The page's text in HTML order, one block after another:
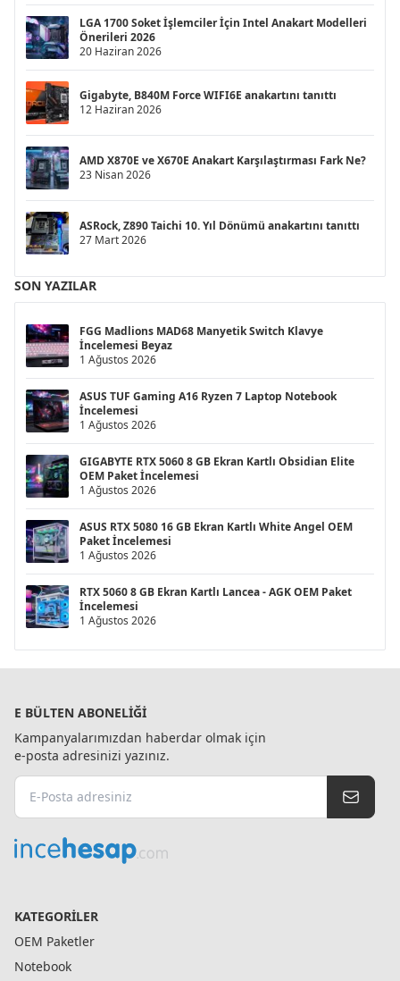
LGA 1700 Soket İşlemciler İçin Intel Anakart Modelleri
Önerileri 2026
20 Haziran 2026
Gigabyte, B840M Force WIFI6E anakartını tanıttı
12 Haziran 2026
AMD X870E ve X670E Anakart Karşılaştırması Fark Ne?
23 Nisan 2026
ASRock, Z890 Taichi 10. Yıl Dönümü anakartını tanıttı
27 Mart 2026
SON YAZILAR
FGG Madlions MAD68 Manyetik Switch Klavye
İncelemesi Beyaz
1 Ağustos 2026
ASUS TUF Gaming A16 Ryzen 7 Laptop Notebook
İncelemesi
1 Ağustos 2026
GIGABYTE RTX 5060 8 GB Ekran Kartlı Obsidian Elite
OEM Paket İncelemesi
1 Ağustos 2026
ASUS RTX 5080 16 GB Ekran Kartlı White Angel OEM
Paket İncelemesi
1 Ağustos 2026
RTX 5060 8 GB Ekran Kartlı Lancea - AGK OEM Paket
İncelemesi
1 Ağustos 2026
E BÜLTEN ABONELIĞI
Kampanyalarımızdan haberdar olmak için
e-posta adresinizi yazınız.
KATEGORILER
OEM Paketler
Notebook